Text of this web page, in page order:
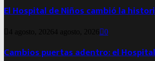
El Hospital de Niños cambió la
4 agosto, 20264 agosto, 2026 0
Cambios puertas adentro: el